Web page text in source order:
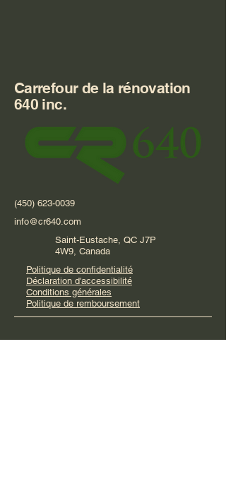
Carrefour de la rénovation
640 inc.
(450) 623-0039
info@cr640.com
Saint-Eustache, QC J7P
4W9, Canada
Politique de confidentialité
Déclaration d'accessibilité
Conditions générales
Politique de remboursement